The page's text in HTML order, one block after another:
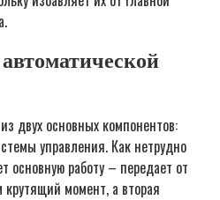
двух основных компонентов:
управления. Как нетрудно
основную работу – передает от
момент, а вторая